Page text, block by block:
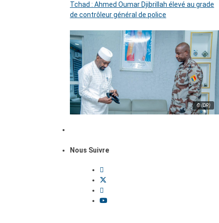
Tchad : Ahmed Oumar Djibrillah élevé au grade
de contrôleur général de police
© (DR)
Nous Suivre